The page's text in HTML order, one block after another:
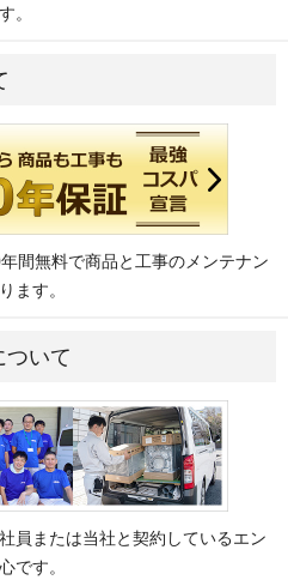
。
間無料で商品と工事のメンテナン
ます。
ついて
員または当社と契約しているエン
です。